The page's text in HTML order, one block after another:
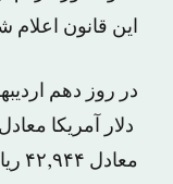
این قانون اعلام